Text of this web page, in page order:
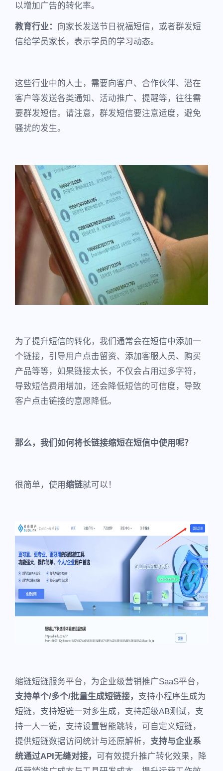
以增加广告的转化率。
教育行业： 向家长发送节日祝福短信，或者群发短
信给学员家长，表示学员的学习动态。
这些行业中的人士，需要向客户、合作伙伴、潜在
客户等发送各类通知、活动推广、提醒等，往往需
要群发短信。请注意，群发短信要注意适度，避免
骚扰的发生。
为了提升短信的转化，我们通常会在短信中添加一
个链接，引导用户点击留资、添加客服人员、购买
产品等等，如果链接太长，不仅会占用过多字符，
导致短信费用增加，还会降低短信的可信度，导致
客户点击链接的意愿降低。
那么，我们如何将长链接缩短在短信中使用呢？
很简单，使用缩链就可以！
缩链短链服务平台，为企业级营销推广SaaS平台，
支持单个/多个/批量生成短链接， 支持小程序生成为
短链，支持短链一对多生成，支持超级AB测试，支
持一人一链，支持设置智能跳转，可自定义短链，
提供短链数据访问统计与还原解析， 支持与企业系
统通过API无缝对接， 可有效提升推广转化效果，降